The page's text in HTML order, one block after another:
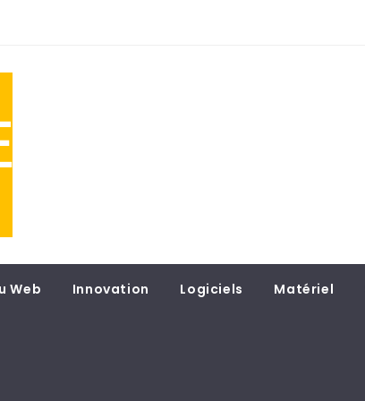
Web Innovation Logiciels Matériel